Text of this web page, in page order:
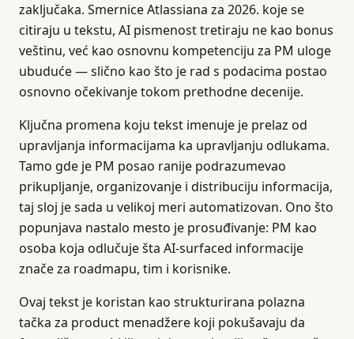
zaključaka. Smernice Atlassiana za 2026. koje se
citiraju u tekstu, AI pismenost tretiraju ne kao bonus
veštinu, već kao osnovnu kompetenciju za PM uloge
ubuduće — slično kao što je rad s podacima postao
osnovno očekivanje tokom prethodne decenije.
Ključna promena koju tekst imenuje je prelaz od
upravljanja informacijama ka upravljanju odlukama.
Tamo gde je PM posao ranije podrazumevao
prikupljanje, organizovanje i distribuciju informacija,
taj sloj je sada u velikoj meri automatizovan. Ono što
popunjava nastalo mesto je prosuđivanje: PM kao
osoba koja odlučuje šta AI-surfaced informacije
znače za roadmapu, tim i korisnike.
Ovaj tekst je koristan kao strukturirana polazna
tačka za product menadžere koji pokušavaju da